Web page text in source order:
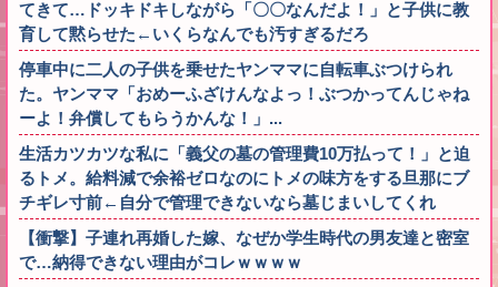
てきて…ドッキドキしながら「〇〇なんだよ！」と子供に教
育して黙らせた←いくらなんでも汚すぎるだろ
停車中に二人の子供を乗せたヤンママに自転車ぶつけられ
た。ヤンママ「おめーふざけんなよっ！ぶつかってんじゃね
ーよ！弁償してもらうかんな！」...
生活カツカツな私に「義父の墓の管理費10万払って！」と迫
るトメ。給料減で余裕ゼロなのにトメの味方をする旦那にブ
チギレ寸前←自分で管理できないなら墓じまいしてくれ
【衝撃】子連れ再婚した嫁、なぜか学生時代の男友達と密室
で…納得できない理由がコレｗｗｗｗ